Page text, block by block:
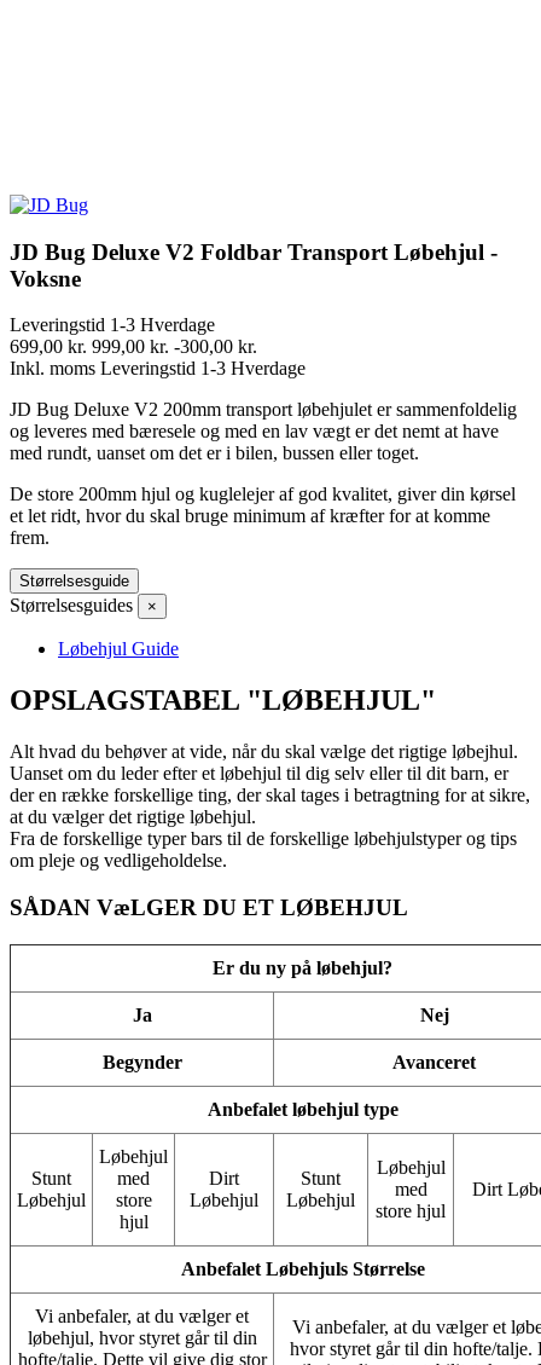
JD Bug Deluxe V2 Foldbar Transport Løbehjul -
Voksne
Leveringstid 1-3 Hverdage
699,00 kr. 999,00 kr. -300,00 kr.
Inkl. moms Leveringstid 1-3 Hverdage
JD Bug Deluxe V2 200mm transport løbehjulet er sammenfoldelig
og leveres med bæresele og med en lav vægt er det nemt at have
med rundt, uanset om det er i bilen, bussen eller toget.
De store 200mm hjul og kuglelejer af god kvalitet, giver din kørsel
et let ridt, hvor du skal bruge minimum af kræfter for at komme
frem.
Størrelsesguide
Størrelsesguides ×
Løbehjul Guide
OPSLAGSTABEL "LØBEHJUL"
Alt hvad du behøver at vide, når du skal vælge det rigtige løbejhul.
Uanset om du leder efter et løbehjul til dig selv eller til dit barn, er
der en række forskellige ting, der skal tages i betragtning for at sikre,
at du vælger det rigtige løbehjul.
Fra de forskellige typer bars til de forskellige løbehjulstyper og tips
om pleje og vedligeholdelse.
SÅDAN VæLGER DU ET LØBEHJUL
Er du ny på løbehjul?
Ja Nej
Begynder Avanceret
Anbefalet løbehjul type
Stunt
Løbehjul
Løbehjul
med
store
hjul
Dirt
Løbehjul
Stunt
Løbehjul
Løbehjul
med
store hjul
Dirt
Anbefalet Løbehjuls Størrelse
Vi anbefaler, at du vælger et
løbehjul, hvor styret går til din
hofte/talje. Dette vil give dig stor
Vi anbefaler, at du vælger et
hvor styret går til din hofte/talje.